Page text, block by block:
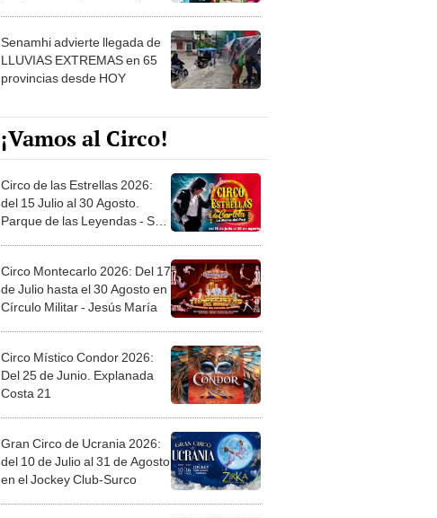
Senamhi advierte llegada de
LLUVIAS EXTREMAS en 65
provincias desde HOY
¡Vamos al Circo!
Circo de las Estrellas 2026:
del 15 Julio al 30 Agosto.
Parque de las Leyendas - San
Circo Montecarlo 2026: Del 17
de Julio hasta el 30 Agosto en
Círculo Militar - Jesús María
Circo Místico Condor 2026:
Del 25 de Junio. Explanada
Costa 21
Gran Circo de Ucrania 2026:
del 10 de Julio al 31 de Agosto
en el Jockey Club-Surco